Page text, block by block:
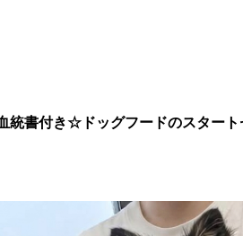
統書付き☆ドッグフードのスター